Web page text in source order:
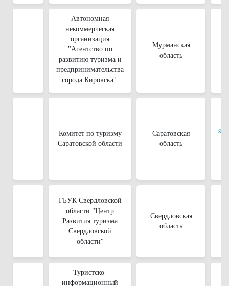
Автономная
некоммерческая
организация
"Агентство по
развитию туризма и
предпринимательства
города Кировска"
Мурманская
область
Комитет по туризму
Саратовской области
Саратовская
область
ГБУК Свердловской
области "Центр
Развития туризма
Свердловской
области"
Свердловская
область
Туристско-
информационный